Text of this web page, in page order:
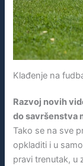
Klađenje na
Razvoj novih
do savršenstva
Tako se na sve
opkladiti i u
pravi trenutak, u